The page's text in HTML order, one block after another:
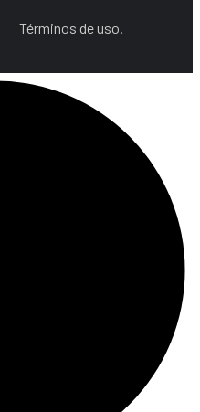
Términos de uso.